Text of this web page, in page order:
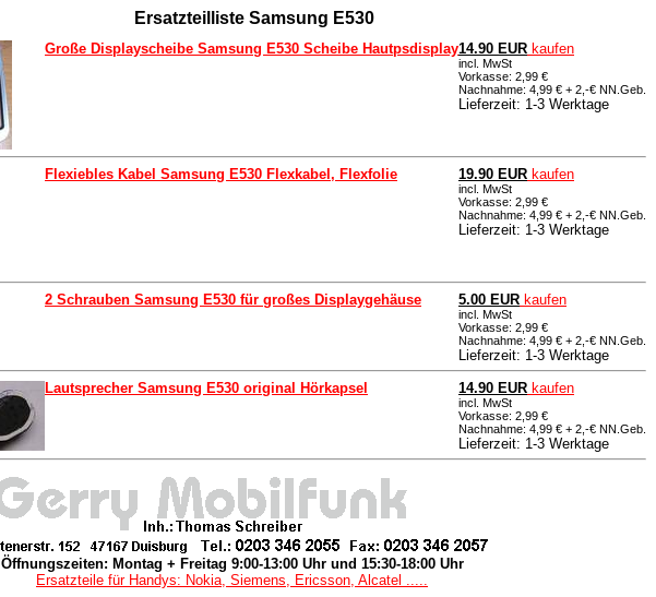
Ersatzteilliste Samsung E530
Große Displayscheibe Samsung E530 Scheibe Hautpsdisplay14.90 EUR kaufen
incl. MwSt
Vorkasse: 2,99 €
Nachnahme: 4,99 € + 2,-€ NN.Geb.
Lieferzeit: 1-3 Werktage
Flexiebles Kabel Samsung E530 Flexkabel, Flexfolie 19.90 EUR kaufen
incl. MwSt
Vorkasse: 2,99 €
Nachnahme: 4,99 € + 2,-€ NN.Geb.
Lieferzeit: 1-3 Werktage
2 Schrauben Samsung E530 für großes Displaygehäuse 5.00 EUR kaufen
incl. MwSt
Vorkasse: 2,99 €
Nachnahme: 4,99 € + 2,-€ NN.Geb.
Lieferzeit: 1-3 Werktage
Lautsprecher Samsung E530 original Hörkapsel 14.90 EUR kaufen
incl. MwSt
Vorkasse: 2,99 €
Nachnahme: 4,99 € + 2,-€ NN.Geb.
Lieferzeit: 1-3 Werktage
Öffnungszeiten: Montag + Freitag 9:00-13:00 Uhr und 15:30-18:00 Uhr
Ersatzteile für Handys: Nokia, Siemens, Ericsson, Alcatel .....